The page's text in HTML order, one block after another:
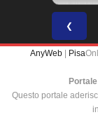
❮
AnyWeb Pisa
Questo portale